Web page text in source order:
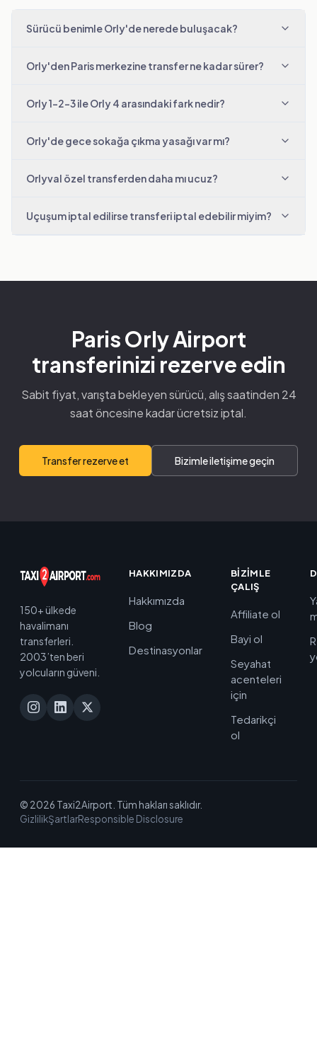
Sürücü benimle Orly'de nerede buluşacak?
Orly'den Paris merkezine transfer ne kadar sürer?
Orly 1-2-3 ile Orly 4 arasındaki fark nedir?
Orly'de gece sokağa çıkma yasağı var mı?
Orlyval özel transferden daha mı ucuz?
Uçuşum iptal edilirse transferi iptal edebilir miyim?
Paris Orly Airport
transferinizi rezerve edin
Sabit fiyat, varışta bekleyen sürücü, alış saatinden 24
saat öncesine kadar ücretsiz iptal.
Transfer rezerve et Bizimle iletişime geçin
150+ ülkede
havalimanı
transferleri.
2003’ten beri
yolcuların güveni.
HAKKIMIZDA
Hakkımızda
Blog
Destinasyonlar
BIZIMLE
ÇALIŞ
Affiliate ol
Bayi ol
Seyahat
acenteleri
için
Tedarikçi
ol
© 2026 Taxi2Airport. Tüm hakları saklıdır.
GizlilikŞartlarResponsible Disclosure